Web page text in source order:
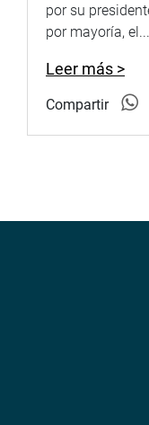
por su
por mayoría, el...
Leer más >
Compartir